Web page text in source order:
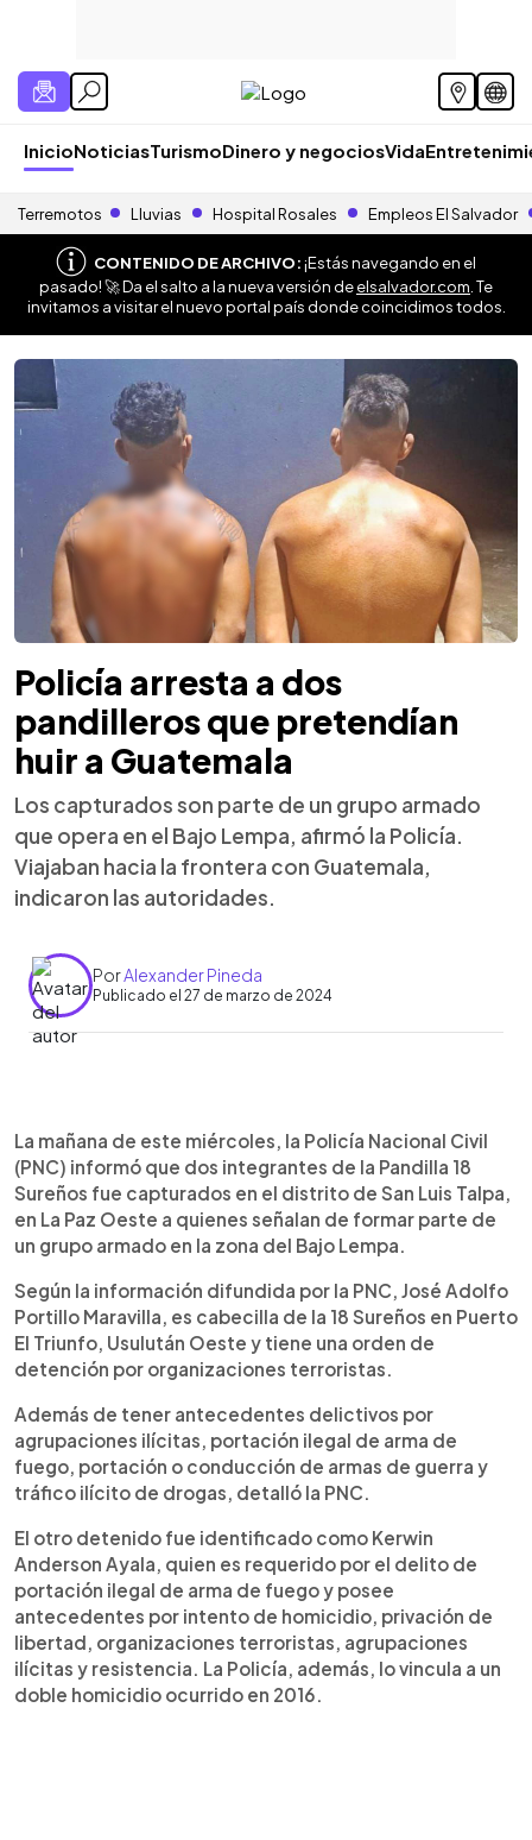
InicioNoticiasTurismoDinero y negociosVida
Terremotos Lluvias Hospital Rosales Empleos El Salvador
CONTENIDO DE ARCHIVO:¡Estás navegando en el
pasado! 🚀 Da el salto a la nueva versión deelsalvador.com . Te
invitamos a visitar el nuevo portal país donde coincidimos todos.
Policía arresta a dos
pandilleros que pretendían
huir a Guatemala
Los capturados son parte de un grupo armado
que opera en el Bajo Lempa, afirmó la Policía.
Viajaban hacia la frontera con Guatemala,
indicaron las autoridades.
PorAlexander Pineda
Publicado el 27 de marzo de 2024
► Escuchar artículo
La mañana de este miércoles, la Policía Nacional Civil
(PNC) informó que dos integrantes de la Pandilla 18
Sureños fue capturados en el distrito de San Luis Talpa,
en La Paz Oeste a quienes señalan de formar parte de
un grupo armado en la zona del Bajo Lempa.
Según la información difundida por la PNC, José Adolfo
Portillo Maravilla, es cabecilla de la 18 Sureños en Puerto
El Triunfo, Usulután Oeste y tiene una orden de
detención por organizaciones terroristas.
Además de tener antecedentes delictivos por
agrupaciones ilícitas, portación ilegal de arma de
fuego, portación o conducción de armas de guerra y
tráfico ilícito de drogas, detalló la PNC.
El otro detenido fue identificado como Kerwin
Anderson Ayala, quien es requerido por el delito de
portación ilegal de arma de fuego y posee
antecedentes por intento de homicidio, privación de
libertad, organizaciones terroristas, agrupaciones
ilícitas y resistencia. La Policía, además, lo vincula a un
doble homicidio ocurrido en 2016.